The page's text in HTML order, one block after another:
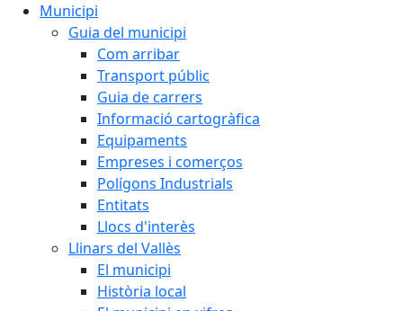
Municipi
Guia del municipi
Com arribar
Transport públic
Guia de carrers
Informació cartogràfica
Equipaments
Empreses i comerços
Polígons Industrials
Entitats
Llocs d'interès
Llinars del Vallès
El municipi
Història local